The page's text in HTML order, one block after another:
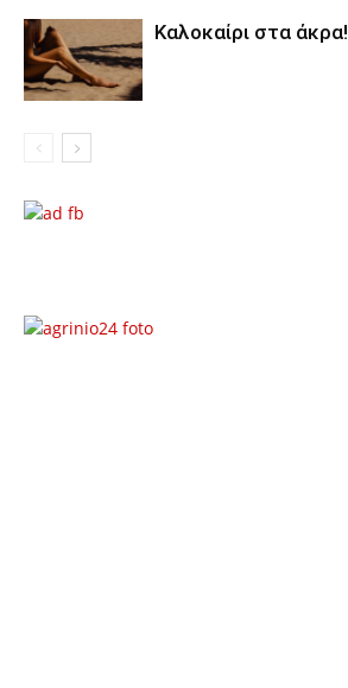
Καλοκαίρι στα άκρα!